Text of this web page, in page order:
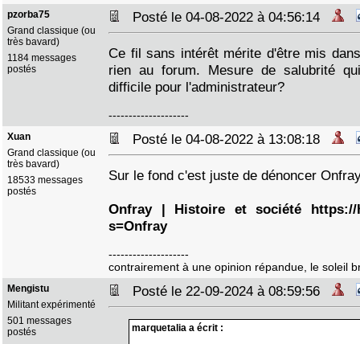
pzorba75
Grand classique (ou
très bavard)
1184 messages
postés
Posté le 04-08-2022 à 04:56:14
Ce fil sans intérêt mérite d'être mis
rien au forum. Mesure de salubrité
difficile pour l'administrateur?
--------------------
Xuan
Grand classique (ou
très bavard)
18533 messages
postés
Posté le 04-08-2022 à 13:08:18
Sur le fond c'est juste de dénoncer
Onfray | Histoire et société https://
s=Onfray
--------------------
contrairement à une opinion répandue, le soleil
Mengistu
Militant expérimenté
501 messages
postés
Posté le 22-09-2024 à 08:59:56
marquetalia a écrit :